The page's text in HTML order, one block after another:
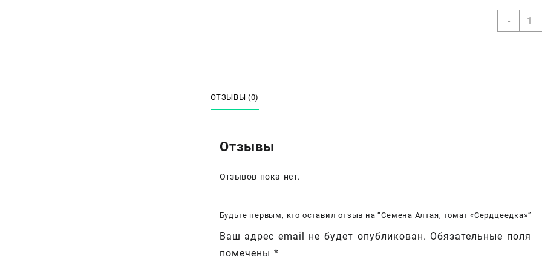
-
ОТЗЫВЫ (0)
Отзывы
Отзывов пока нет.
Будьте первым, кто оставил отзыв на “Семена Алтая, томат «Сердцеедка»”
Ваш адрес email не будет опубликован. Обязательные поля
помечены*